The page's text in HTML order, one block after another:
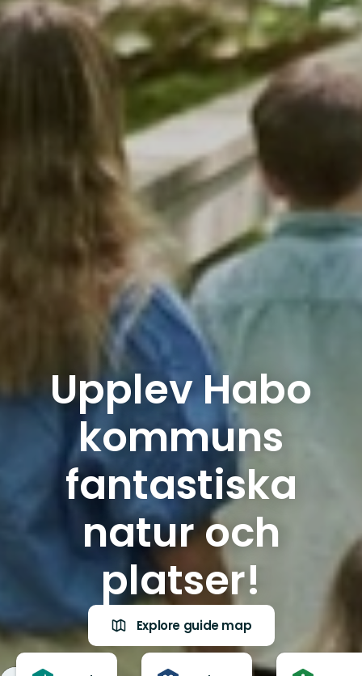
Upplev Habo
kommuns
fantastiska
natur och
platser!
Explore guide map